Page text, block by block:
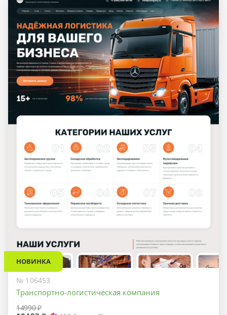
НОВИНКА
№ 106453
Транспортно-логистическая компания
14990 ₽